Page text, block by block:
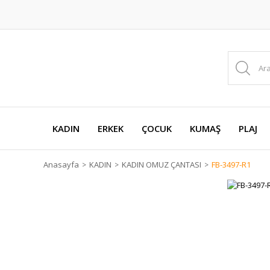
KADIN ERKEK ÇOCUK KUMAŞ PLAJ
Anasayfa KADIN KADIN OMUZ ÇANTASI FB-3497-R1